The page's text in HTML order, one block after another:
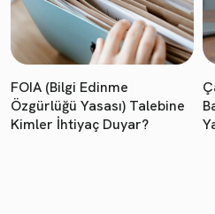
FOIA (Bilgi Edinme
Özgürlüğü Yasası) Talebine
Kimler İhtiyaç Duyar?